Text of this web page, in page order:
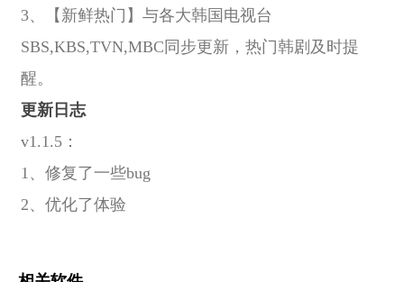
3、【新鲜热门】与各大韩国电视台
SBS,KBS,TVN,MBC同步更新，热门韩剧及时提
醒。
更新日志
v1.1.5：
1、修复了一些bug
2、优化了体验